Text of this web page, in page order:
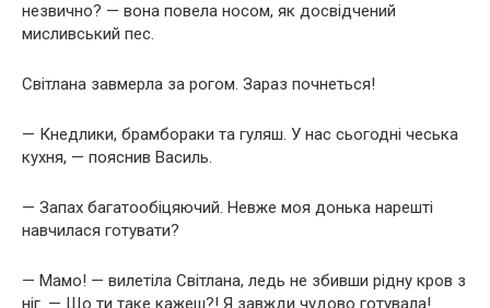
незвично? — вона повела носом, як досвідчений
мисливський пес.
Світлана завмерла за рогом. Зараз почнеться!
— Кнедлики, брамбораки та гуляш. У нас сьогодні чеська
кухня, — пояснив Василь.
— Запах багатообіцяючий. Невже моя донька нарешті
навчилася готувати?
— Мамо! — вилетіла Світлана, ледь не збивши рідну кров з
ніг. — Що ти таке кажеш?! Я завжди чудово готувала!